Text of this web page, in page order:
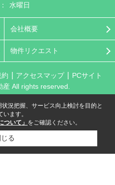
水曜日
会社概要
物件リクエスト
アクセスマップ
PCサイト
All rights reserved.
況把握、サービス向上検討を目的と
ます。
ついて」 をご確認ください。
じる